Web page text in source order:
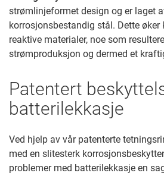
strømlinjeformet design og er laget
korrosjonsbestandig stål. Dette øker
reaktive materialer, noe som
strømproduksjon og dermed et
Patentert
batterilekkasje
Ved hjelp av vår patenterte
med en slitesterk
problemer med batterilekkasje en